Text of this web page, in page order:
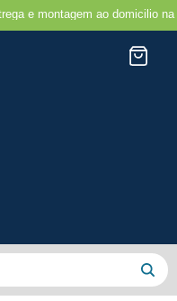
ao domicilio na região